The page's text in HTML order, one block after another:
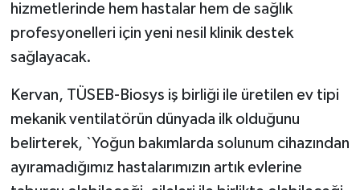
hizmetlerinde hem hastalar hem de sağlık
profesyonelleri için yeni nesil klinik destek
sağlayacak.
Kervan, TÜSEB-Biosys iş birliği ile üretilen ev tipi
mekanik ventilatörün dünyada ilk olduğunu
belirterek, `Yoğun bakımlarda solunum cihazından
ayıramadığımız hastalarımızın artık evlerine